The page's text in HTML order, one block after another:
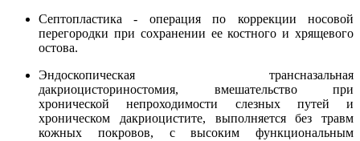
Септопластика - операция по коррекции носовой
перегородки при сохранении ее костного и хрящевого
остова.
Эндоскопическая трансназальная
дакриоцисториностомия, вмешательство при
хронической непроходимости слезных путей и
хроническом дакриоцистите, выполняется без травм
кожных покровов, с высоким функциональным